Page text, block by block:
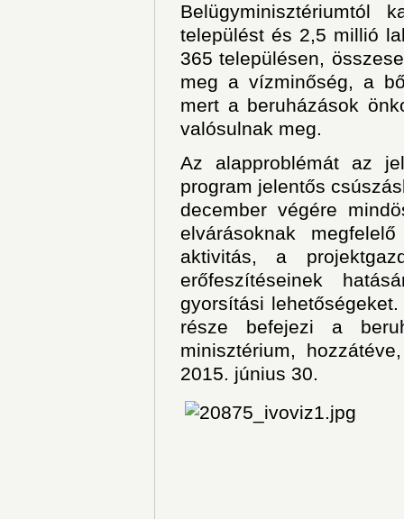
Belügyminisztériumtól
települést és 2,5 millió
365 településen,
meg a vízminőség, a
mert a beruházások
valósulnak meg.
Az alapproblémát az
program jelentős
december végére
elvárásoknak
aktivitás, a
erőfeszítéseinek
gyorsítási
része befejezi a
minisztérium,
2015. június 30.